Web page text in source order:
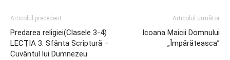
Articolul precedent
Predarea religiei(Clasele 3-4)
LECŢIA 3: Sfânta Scriptură –
Cuvântul lui Dumnezeu
Articolul următor
Icoana Maicii Domnului
„Împărăteasca”